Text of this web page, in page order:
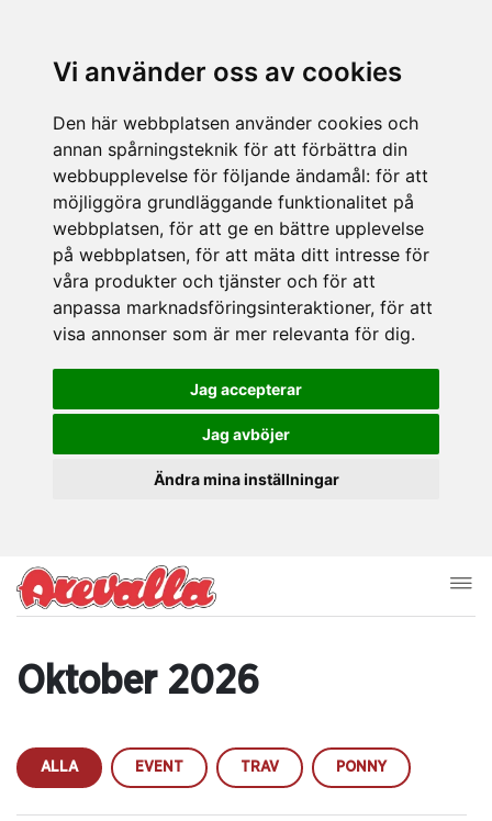
Vi använder oss av cookies
Den här webbplatsen använder cookies och
annan spårningsteknik för att förbättra din
webbupplevelse för följande ändamål: för att
möjliggöra grundläggande funktionalitet på
webbplatsen, för att ge en bättre upplevelse
på webbplatsen, för att mäta ditt intresse för
våra produkter och tjänster och för att
anpassa marknadsföringsinteraktioner, för att
visa annonser som är mer relevanta för dig.
Jag accepterar
Jag avböjer
Ändra mina inställningar
Oktober 2026
ALLA EVENT TRAV PONNY